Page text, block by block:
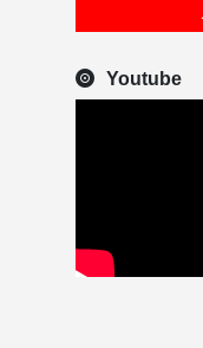
Youtube